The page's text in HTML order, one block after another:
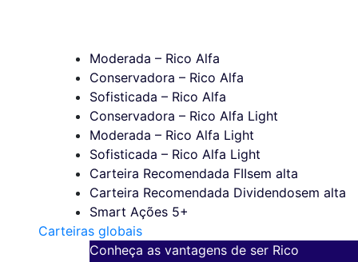
Moderada – Rico Alfa
Conservadora – Rico Alfa
Sofisticada – Rico Alfa
Conservadora – Rico Alfa Light
Moderada – Rico Alfa Light
Sofisticada – Rico Alfa Light
Carteira Recomendada FIIsem alta
Carteira Recomendada Dividendosem alta
Smart Ações 5+
Carteiras globais
Conheça as vantagens de ser Rico